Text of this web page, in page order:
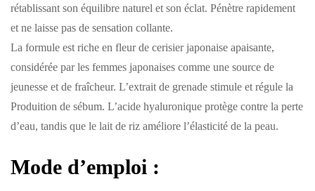
rétablissant son équilibre naturel et son éclat. Pénètre rapidement
et ne laisse pas de sensation collante.
La formule est riche en fleur de cerisier japonaise apaisante,
considérée par les femmes japonaises comme une source de
jeunesse et de fraîcheur. L’extrait de grenade stimule et régule la
Produition de sébum. L’acide hyaluronique protège contre la perte
d’eau, tandis que le lait de riz améliore l’élasticité de la peau.
Mode d’emploi :